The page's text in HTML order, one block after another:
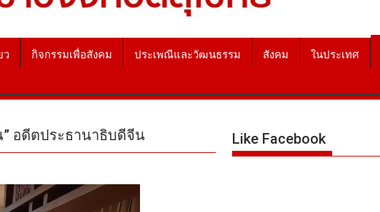
ว กิจกรรมเพื่อสังคม ประเพณีและวัฒนธรรม สังคม ในประเทศ
” อดีตประธานาธิบดีจีน Like Facebook